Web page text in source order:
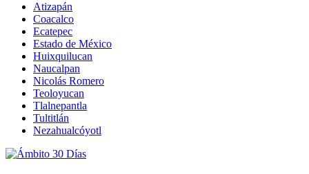
Atizapán
Coacalco
Ecatepec
Estado de México
Huixquilucan
Naucalpan
Nicolás Romero
Teoloyucan
Tlalnepantla
Tultitlán
Nezahualcóyotl